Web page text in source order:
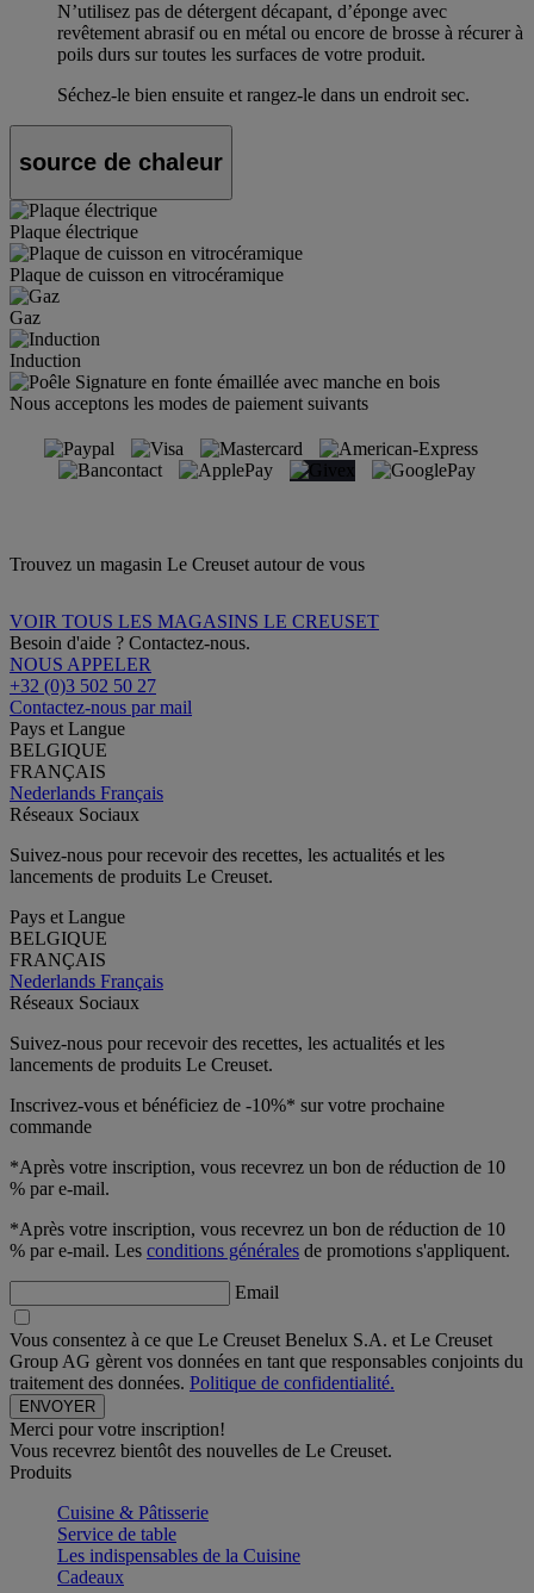
N’utilisez pas de détergent décapant, d’éponge avec
revêtement abrasif ou en métal ou encore de brosse à récurer à
poils durs sur toutes les surfaces de votre produit.
Séchez-le bien ensuite et rangez-le dans un endroit sec.
source de chaleur
Plaque électrique
Plaque de cuisson en vitrocéramique
Gaz
Induction
Nous acceptons les modes de paiement suivants
Trouvez un magasin Le Creuset autour de vous
VOIR TOUS LES MAGASINS LE CREUSET
Besoin d'aide ? Contactez-nous.
NOUS APPELER
+32 (0)3 502 50 27
Contactez-nous par mail
Pays et Langue
BELGIQUE
FRANÇAIS
Nederlands Français
Réseaux Sociaux
Suivez-nous pour recevoir des recettes, les actualités et les
lancements de produits Le Creuset.
Pays et Langue
BELGIQUE
FRANÇAIS
Nederlands Français
Réseaux Sociaux
Suivez-nous pour recevoir des recettes, les actualités et les
lancements de produits Le Creuset.
Inscrivez-vous et bénéficiez de -10%* sur votre prochaine
commande
*Après votre inscription, vous recevrez un bon de réduction de 10
% par e-mail.
*Après votre inscription, vous recevrez un bon de réduction de 10
% par e-mail. Les conditions générales de promotions s'appliquent.
Email
Vous consentez à ce que Le Creuset Benelux S.A. et Le Creuset
Group AG gèrent vos données en tant que responsables conjoints du
traitement des données. Politique de confidentialité.
Merci pour votre inscription!
Vous recevrez bientôt des nouvelles de Le Creuset.
Produits
Cuisine & Pâtisserie
Service de table
Les indispensables de la Cuisine
Cadeaux